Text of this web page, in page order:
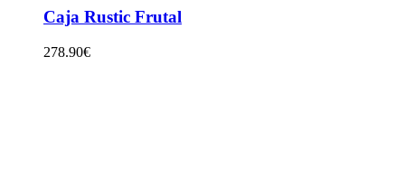
Caja Rustic Frutal
278.90€